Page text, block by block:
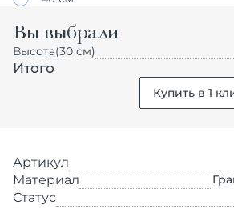
Вы выбрали
Высота(30 см)
Итого
Купить в 1
Артикул
Материал
Статус